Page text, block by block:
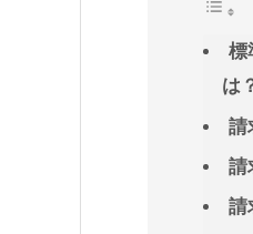
標
は
請
請
請